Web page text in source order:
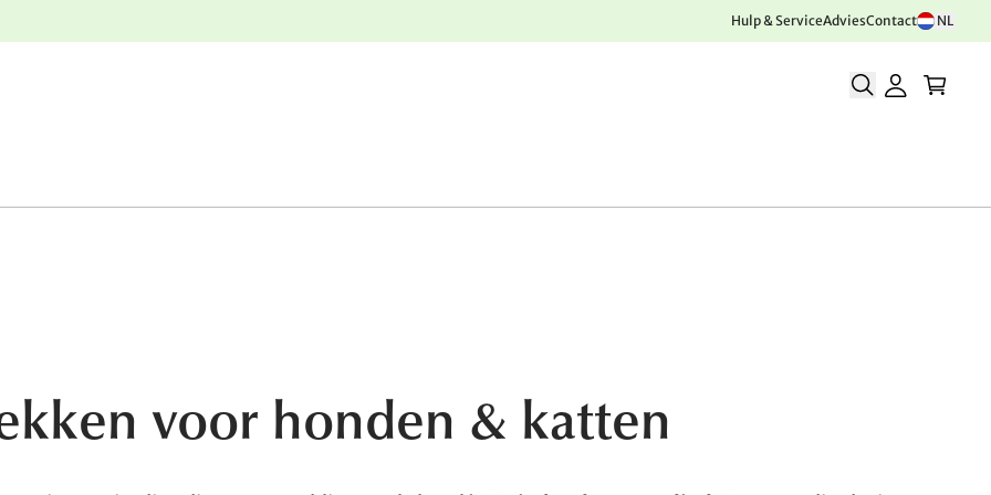
Hulp & ServiceAdviesContact NL
voor honden & katten